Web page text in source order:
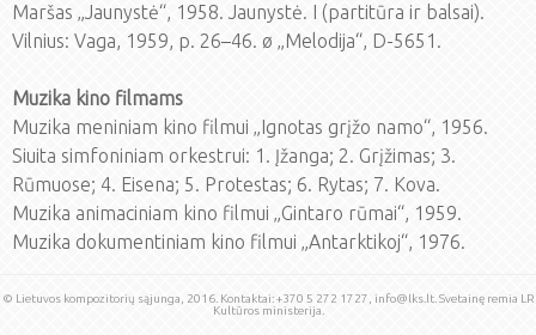
Maršas „Jaunystė“, 1958. Jaunystė. I (partitūra ir balsai).
Vilnius: Vaga, 1959, p. 26–46. ø „Melodija“, D-5651.
Muzika kino filmams
Muzika meniniam kino filmui „Ignotas grįžo namo“, 1956.
Siuita simfoniniam orkestrui: 1. Įžanga; 2. Grįžimas; 3.
Rūmuose; 4. Eisena; 5. Protestas; 6. Rytas; 7. Kova.
Muzika animaciniam kino filmui „Gintaro rūmai“, 1959.
Muzika dokumentiniam kino filmui „Antarktikoj“, 1976.
© Lietuvos kompozitorių sąjunga, 2016. Kontaktai: +370 5 272 1727, info@lks.lt. Svetainę remia LR
Kultūros ministerija.